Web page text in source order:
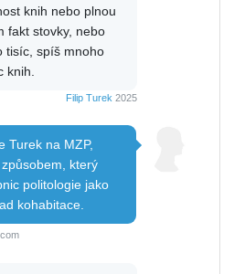
knih nebo plnou
fakt stovky, nebo
tisíc, spíš mnoho
knih.
Filip Turek 2025
Turek na MZP,
který
politologie jako
kohabitace.